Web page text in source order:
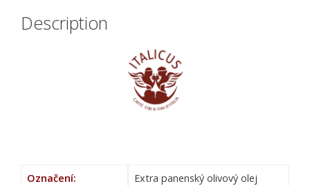
Description
Označení: Extra panenský olivový olej